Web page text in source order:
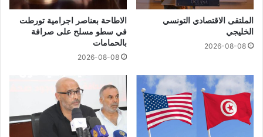
الملتقى الاقتصادي التونسي
الخليجي
2026-08-08
الاطاحة بعناصر اجرامية تورطت
في سطو مسلح على صرافة
بالحمامات
2026-08-08